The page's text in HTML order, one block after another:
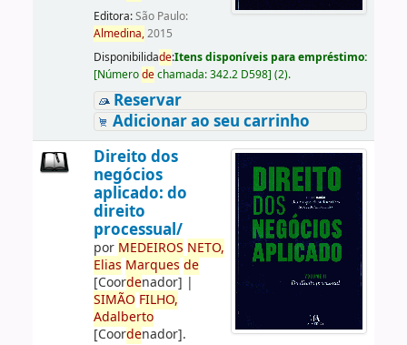
Editora:São Paulo:
Almedina,2015
Disponibilidade:Itens disponíveis para empréstimo:
[Númerodechamada:342.2 D598] (2).
Reservar
Adicionar ao seu carrinho
Direito dos
negócios
aplicado: do
direito
processual/
por MEDEIROS NETO,
Elias Marques de
[Coordenador] |
SIMÃO FILHO,
Adalberto
[Coordenador].